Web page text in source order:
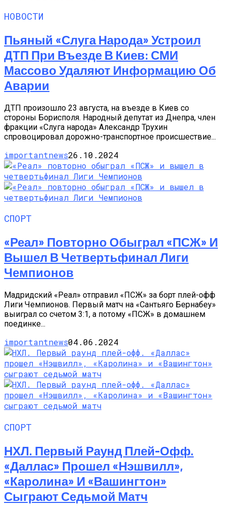
НОВОСТИ
Пьяный «слуга Народа» Устроил
ДТП При Въезде В Киев: СМИ
Массово Удаляют Информацию Об
Аварии
ДТП произошло 23 августа, на въезде в Киев со
стороны Борисполя. Народный депутат из Днепра, член
фракции «Слуга народа» Александр Трухин
спровоцировал дорожно-транспортное происшествие...
importantnews26.10.2024
СПОРТ
«Реал» Повторно Обыграл «ПСЖ» И
Вышел В Четвертьфинал Лиги
Чемпионов
Мадридский «Реал» отправил «ПСЖ» за борт плей-офф
Лиги Чемпионов. Первый матч на «Сантьяго Бернабеу»
выиграл со счетом 3:1, а потому «ПСЖ» в домашнем
поединке...
importantnews04.06.2024
СПОРТ
НХЛ. Первый Раунд Плей-Офф.
«Даллас» Прошел «Нэшвилл»,
«Каролина» И «Вашингтон»
Сыграют Седьмой Матч